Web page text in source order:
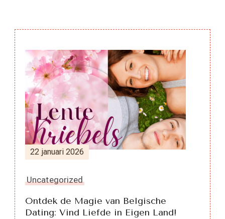
Berichtnavigatie
22 januari 2026
Uncategorized
Ontdek de Magie van Belgische
Dating: Vind Liefde in Eigen Land!